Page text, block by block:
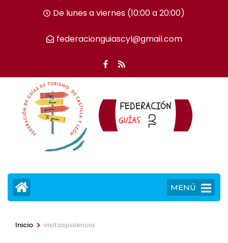
tecla
De lunes a viernes (10:00 a 20:00)
federacionguiascyl@gmail.com
MENÚ
Inicio > visitaspalencia